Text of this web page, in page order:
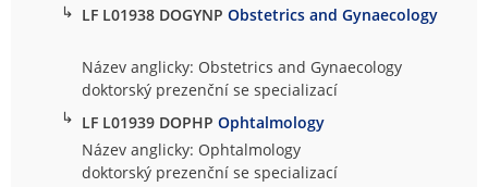
↳ LF L01938 DOGYNPObstetrics and Gynaecology
Název anglicky: Obstetrics and Gynaecology
doktorský prezenční se specializací
↳ LF L01939 DOPHPOphtalmology
Název anglicky: Ophtalmology
doktorský prezenční se specializací